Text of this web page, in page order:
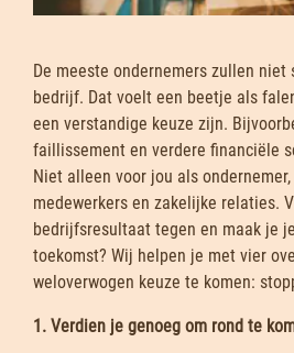
De meeste ondernemers zullen niet
bedrijf. Dat voelt een beetje als
een verstandige keuze zijn.
faillissement en verdere financiële
Niet alleen voor jou als
medewerkers en zakelijke relaties.
bedrijfsresultaat tegen en maak je
toekomst? Wij helpen je met vier
weloverwogen keuze te komen:
1. Verdien je genoeg om rond te